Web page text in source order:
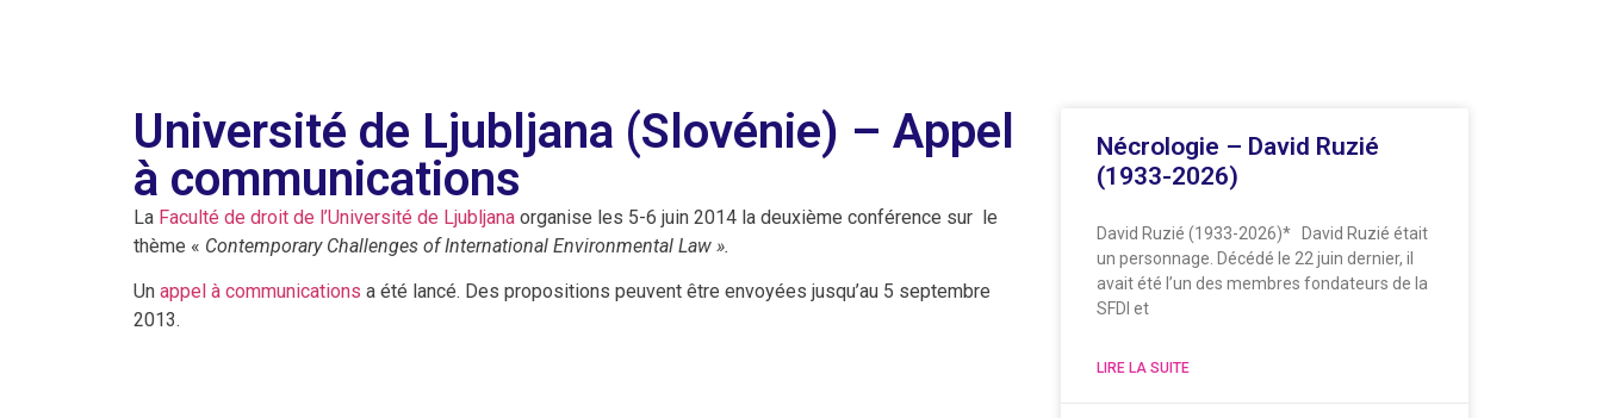
Université de Ljubljana (Slovénie) – Appel
à communications
La Faculté de droit de l’Université de Ljubljana organise les 5-6 juin 2014 la deuxième conférence sur le
thème « Contemporary Challenges of International Environmental Law ».
Un appel à communications a été lancé. Des propositions peuvent être envoyées jusqu’au 5 septembre
2013.
Nécrologie – David Ruzié
(1933-2026)
David Ruzié (1933-2026)* David Ruzié était
un personnage. Décédé le 22 juin dernier, il
avait été l’un des membres fondateurs de la
SFDI et
LIRE LA SUITE